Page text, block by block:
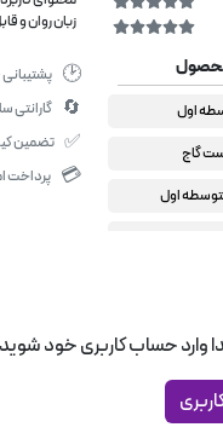
زبان روان و
اول
گاج
اول
هفتم
🕑 پشتیبانی ۲۴ ساعته
🔄 گارانتی
✅ تضمین
💳 پرداخت
وارد حساب کاربری خود